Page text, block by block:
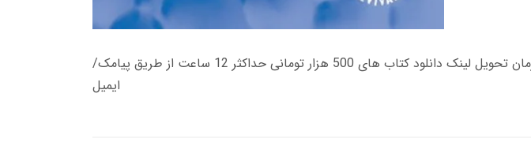
زمان تحویل کتاب های 600 هزار تومانی دانلود فوری از حساب کاربری می باشد، و زمان تحویل لینک دانلود کتاب های 500 هزار تومانی حداکثر 12 ساعت از طریق پیامک/
ایمیل